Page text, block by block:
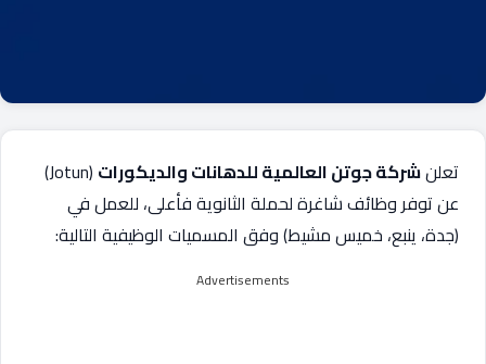
تعلنشركة جوتن العالمية للدهانات والديكورات
(Jotun)
عن توفر وظائف شاغرة لحملة الثانوية فأعلى، للعمل في
(جدة، ينبع، خميس مشيط) وفق المسميات الوظيفية التالية:
Advertisements